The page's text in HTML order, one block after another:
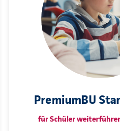
PremiumBU
für Schüler